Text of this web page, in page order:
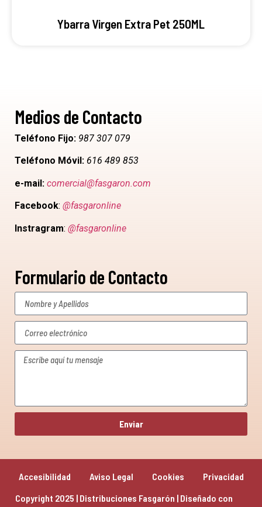
Ybarra Virgen Extra Pet 250ML
Medios de Contacto
Teléfono Fijo: 987 307 079
Teléfono Móvil: 616 489 853
e-mail: comercial@fasgaron.com
Facebook: @fasgaronline
Instragram: @fasgaronline
Enviar
Formulario de Contacto
Copyright 2025 | Distribuciones Fasgarón | Diseñado con
Accesibilidad Aviso Legal Cookies Privacidad